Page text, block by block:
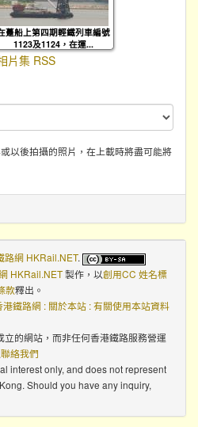
躉船上第四期輕鐵列車編號
1123及1124，在運...
以後拍攝的照片，在上載時將盡可能將
路網 HKRail.NET.
HKRail.NET製作，以創用CC 姓名標
款釋出。
港鐵路網 : 關於本站 : 有關使用本站資料
的網站，而非任何香港鐵路服務營運
聯絡我們
interest only, and does not represent
Should you have any inquiry,